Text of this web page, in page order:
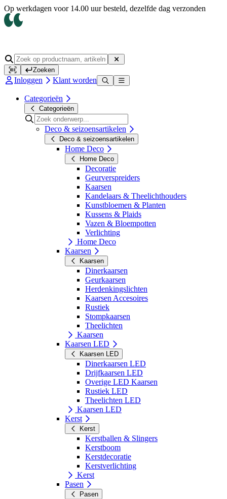
Op werkdagen voor 14.00 uur besteld, dezelfde dag verzonden
Zoeken
Inloggen Klant worden
Categorieën
Categorieën
Deco & seizoensartikelen
Deco & seizoensartikelen
Home Deco
Home Deco
Decoratie
Geurverspreiders
Kaarsen
Kandelaars & Theelichthouders
Kunstbloemen & Planten
Kussens & Plaids
Vazen & Bloempotten
Verlichting
Home Deco
Kaarsen
Kaarsen
Dinerkaarsen
Geurkaarsen
Herdenkingslichten
Kaarsen Accesoires
Rustiek
Stompkaarsen
Theelichten
Kaarsen
Kaarsen LED
Kaarsen LED
Dinerkaarsen LED
Drijfkaarsen LED
Overige LED Kaarsen
Rustiek LED
Theelichten LED
Kaarsen LED
Kerst
Kerst
Kerstballen & Slingers
Kerstboom
Kerstdecoratie
Kerstverlichting
Kerst
Pasen
Pasen